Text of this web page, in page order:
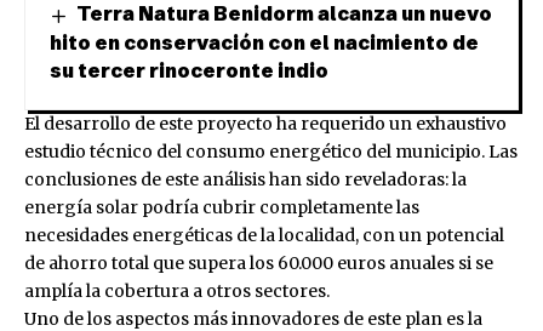
Terra Natura Benidorm alcanza un nuevo
hito en conservación con el nacimiento de
su tercer rinoceronte indio
El desarrollo de este proyecto ha requerido un exhaustivo
estudio técnico del consumo energético del municipio. Las
conclusiones de este análisis han sido reveladoras: la
energía solar podría cubrir completamente las
necesidades energéticas de la localidad, con un potencial
de ahorro total que supera los 60.000 euros anuales si se
amplía la cobertura a otros sectores.
Uno de los aspectos más innovadores de este plan es la